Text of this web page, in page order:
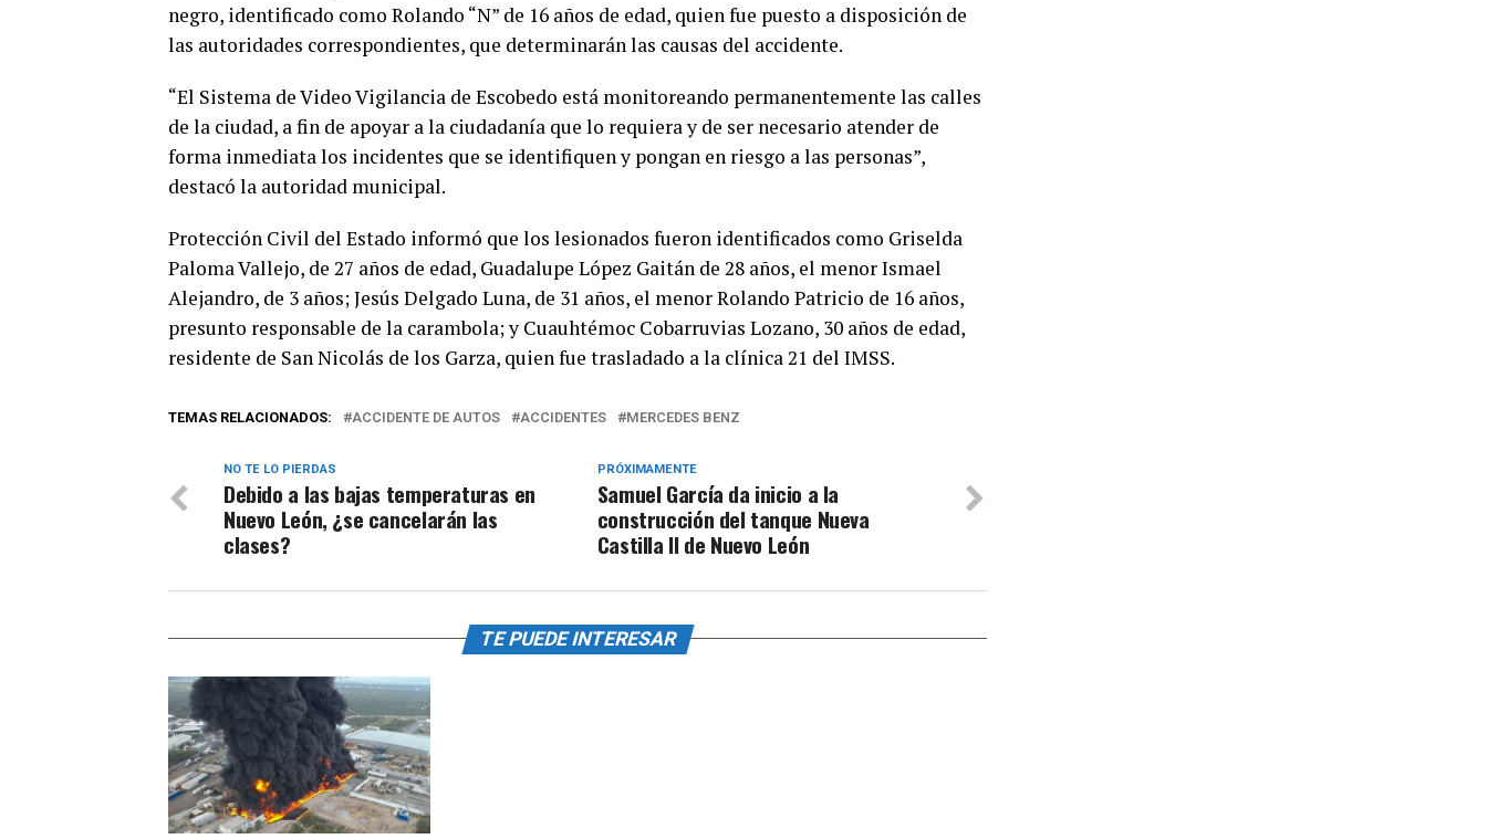
negro, identificado como Rolando “N” de 16 años de edad, quien fue puesto a disposición de
las autoridades correspondientes, que determinarán las causas del accidente.
“El Sistema de Video Vigilancia de Escobedo está monitoreando permanentemente las calles
de la ciudad, a fin de apoyar a la ciudadanía que lo requiera y de ser necesario atender de
forma inmediata los incidentes que se identifiquen y pongan en riesgo a las personas”,
destacó la autoridad municipal.
Protección Civil del Estado informó que los lesionados fueron identificados como Griselda
Paloma Vallejo, de 27 años de edad, Guadalupe López Gaitán de 28 años, el menor Ismael
Alejandro, de 3 años; Jesús Delgado Luna, de 31 años, el menor Rolando Patricio de 16 años,
presunto responsable de la carambola; y Cuauhtémoc Cobarruvias Lozano, 30 años de edad,
residente de San Nicolás de los Garza, quien fue trasladado a la clínica 21 del IMSS.
TEMAS RELACIONADOS: ACCIDENTE DE AUTOS ACCIDENTES MERCEDES BENZ
PRÓXIMAMENTE
Samuel García da inicio a la
construcción del tanque Nueva
Castilla II de Nuevo León
NO TE LO PIERDAS
Debido a las bajas temperaturas en
Nuevo León, ¿se cancelarán las
clases?
TE PUEDE INTERESAR